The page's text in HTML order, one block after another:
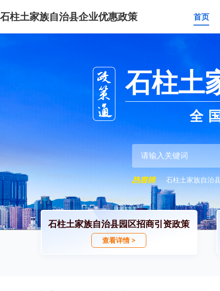
石柱土家族自治县企业优惠政策 首页
石柱土
全
石柱土家族自治
石柱土家族自治县园区招商引资政策
查看详情 >